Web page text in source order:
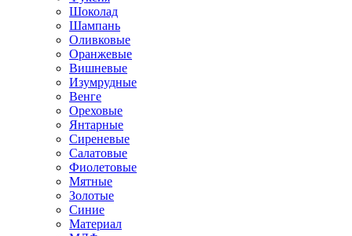
Шоколад
Шампань
Оливковые
Оранжевые
Вишневые
Изумрудные
Венге
Ореховые
Янтарные
Сиреневые
Салатовые
Фиолетовые
Мятные
Золотые
Синие
Материал